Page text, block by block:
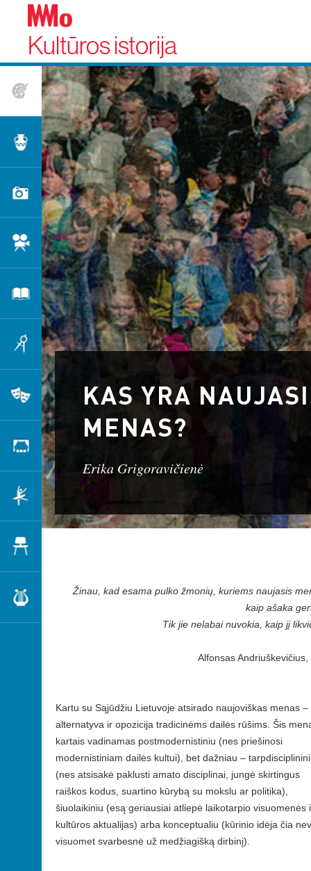
Kultūros istorija
Dailė
Taikomoji dailė
Fotografija
Kinas
Literatūra
Architektūra
Teatras
Scenografija
Šokis
KAS YRA
MENAS?
Erika Grigoravičienė
Žinau, kad esama pulko žmonių, kuriems naujasis
kaip ašaka
Tik jie nelabai nuvokia, kaip jį
Alfonsas Andriuškevičius,
Kartu su Sąjūdžiu Lietuvoje atsirado naujoviškas menas –
alternatyva ir opozicija tradicinėms dailės rūšims. Šis
kartais vadinamas postmodernistiniu (nes priešinosi
modernistiniam dailės kultui), bet dažniau –
(nes atsisakė paklusti amato disciplinai, jungė skirtingus
raiškos kodus, suartino kūrybą su mokslu ar politika),
šiuolaikiniu (esą geriausiai atliepė laikotarpio visuomenės
kultūros aktualijas) arba konceptualiu (kūrinio idėja čia
visuomet svarbesnė už medžiagišką dirbinį).